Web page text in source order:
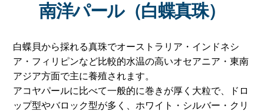
南洋パール（白蝶真珠）
白蝶貝から採れる真珠でオーストラリア・インドネシ
ア・フィリピンなど比較的水温の高いオセアニア・東南
アジア方面で主に養殖されます。
アコヤパールに比べて一般的に巻きが厚く大粒で、ドロ
ップ型やバロック型が多く、ホワイト・シルバー・クリ